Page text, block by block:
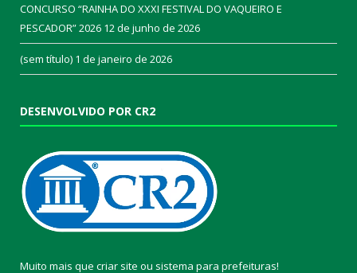
CONCURSO “RAINHA DO XXXI FESTIVAL DO VAQUEIRO E
PESCADOR” 2026 12 de junho de 2026
(sem título) 1 de janeiro de 2026
DESENVOLVIDO POR CR2
Muito mais que criar site ou sistema para prefeituras!